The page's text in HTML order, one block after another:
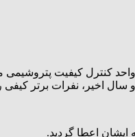
کنترل کیفیت
اخیر، نفرات برتر